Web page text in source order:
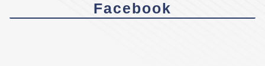
Facebook